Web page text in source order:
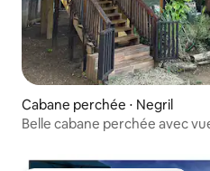
Cabane perchée ⋅ Negril
Belle cabane perchée avec